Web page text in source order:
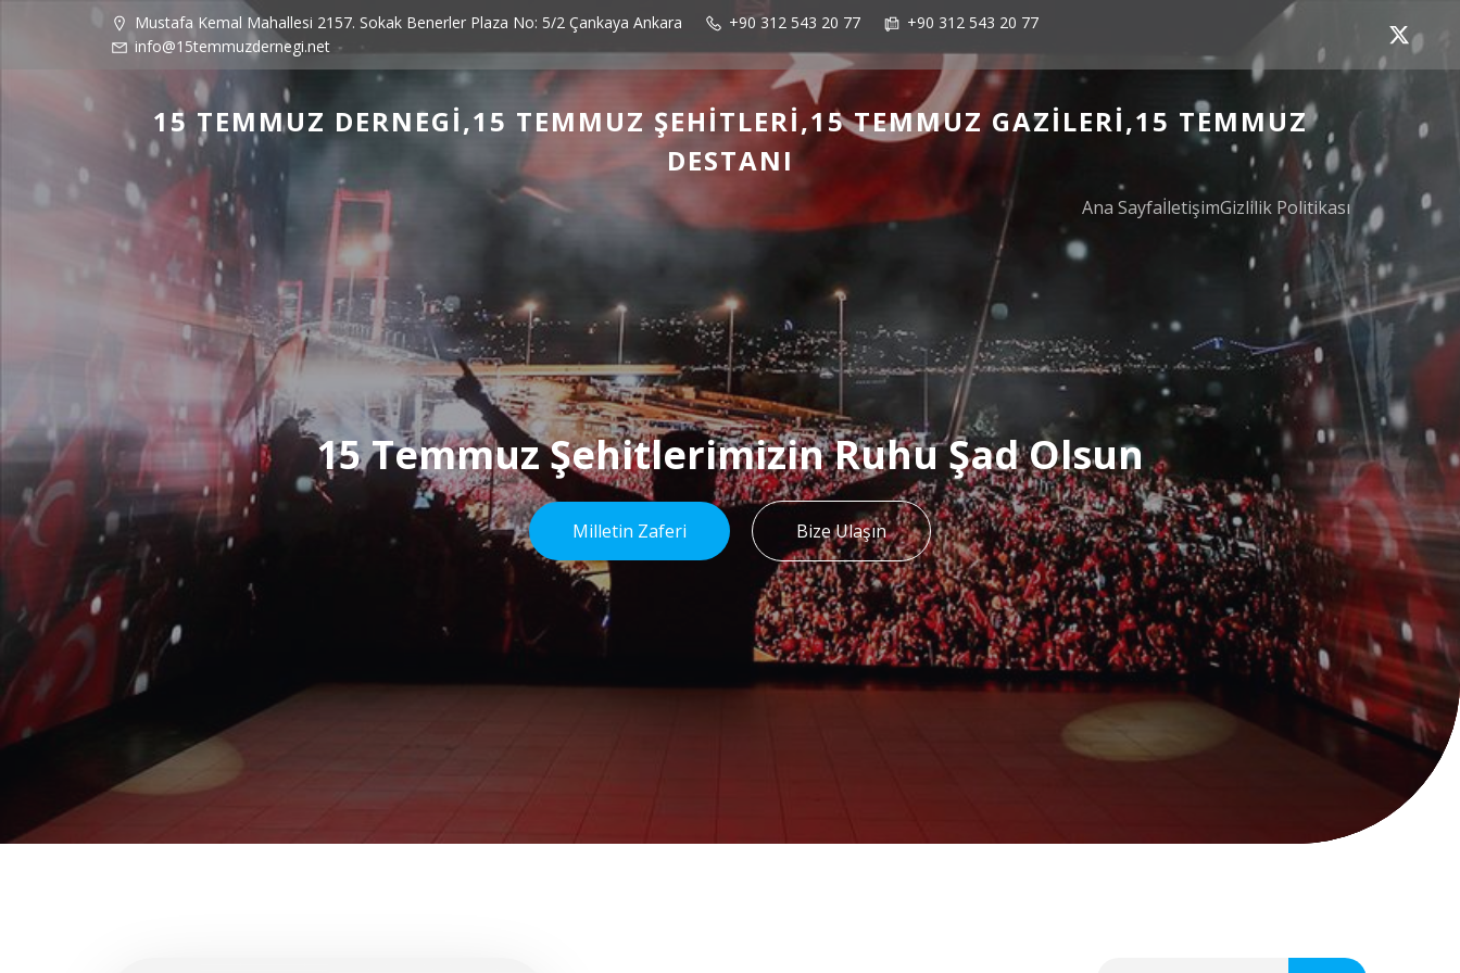
Mustafa Kemal Mahallesi 2157. Sokak Benerler Plaza No: 5/2 Çankaya Ankara +90 312 543 20 77
+90 312 543 20 77
info@15temmuzdernegi.net
15 TEMMUZ DERNEGI,15 TEMMUZ ŞEHITLERI,15 TEMMUZ GAZILERI,15 TEMMUZ
DESTANI
Ana SayfaİletişimGizlilik Politikası
15 Temmuz Şehitlerimizin Ruhu Şad Olsun
Milletin Zaferi Bize Ulaşın